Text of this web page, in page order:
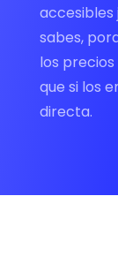
accesibles
sabes,
los
que si los
directa.